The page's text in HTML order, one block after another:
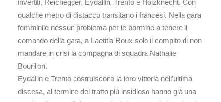
invertiti, Reichegger, Eydallin, Trento e Holzknecht. Con
qualche metro di distacco transitano i francesi. Nella gara
femminile nessun problema per le bormine a tenere il
comando della gara, a Laetitia Roux solo il compito di non
mandare in crisi la compagna di squadra Nathalie
Bourillon.
Eydallin e Trento costruiscono la loro vittoria nell’ultima
discesa, al termine del tratto più insidioso hanno già una